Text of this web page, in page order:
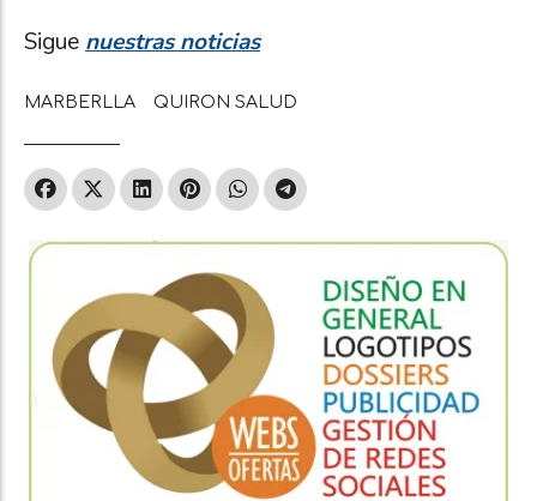
Sigue nuestras noticias
MARBERLLA QUIRON SALUD